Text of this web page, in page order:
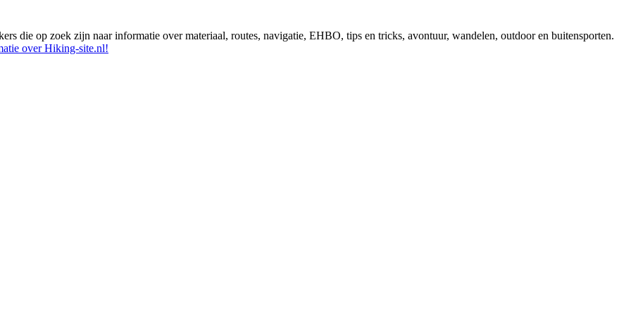
die op zoek zijn naar informatie over materiaal, routes, navigatie, EHBO, tips en tricks, avontuur, wandelen, outdoor en buitensporten.
over Hiking-site.nl!